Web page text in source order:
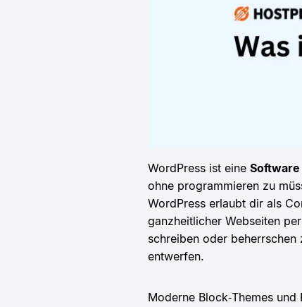
WordPress ist eine Software
ohne programmieren zu
WordPress erlaubt dir als
ganzheitlicher Webseiten
schreiben oder
entwerfen.
Moderne Block‑Themes